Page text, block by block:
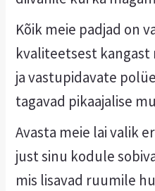
Kõik meie padjad on
kvaliteetsest
ja vastupidavate
tagavad pikaajalise
Avasta meie lai valik
just sinu kodule
mis lisavad ruumile